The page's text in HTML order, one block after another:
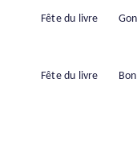
Fête du livre
Fête du livre